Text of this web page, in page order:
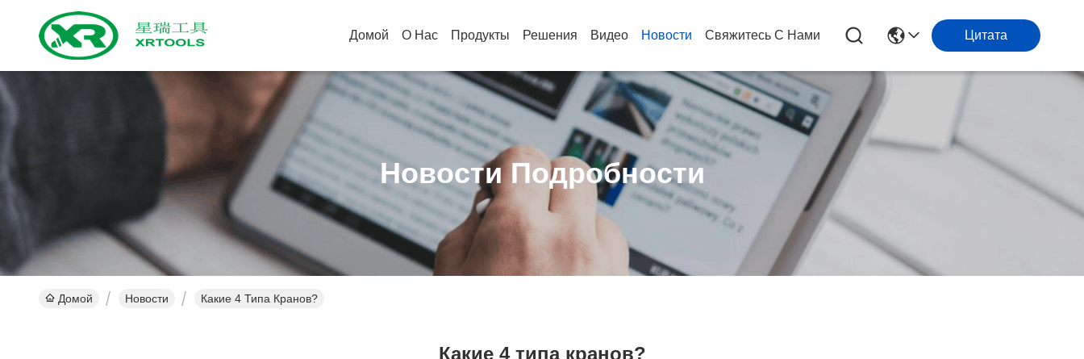
Домой О Нас Продукты Решения Видео Новости Свяжитесь С Нами Цитата
Новости Подробности
Домой Новости Какие 4 Типа Кранов?
Какие 4 типа кранов?